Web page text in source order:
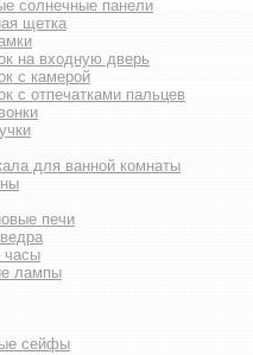
солнечные панели
щетка
на входную дверь
с камерой
с отпечатками пальцев
для ванной комнаты
печи
часы
лампы
сейфы